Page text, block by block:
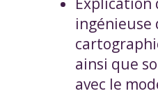
ingénieuse
ainsi que
avec le